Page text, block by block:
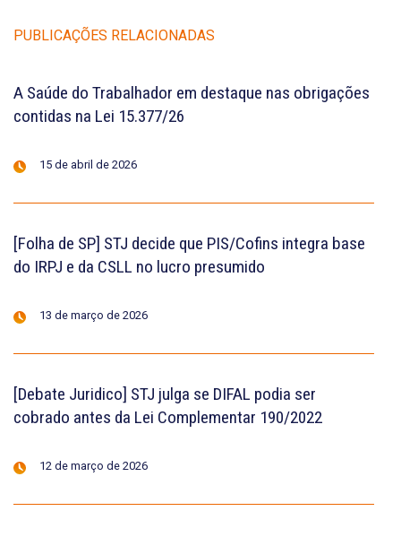
PUBLICAÇÕES RELACIONADAS
A Saúde do Trabalhador em destaque nas obrigações
contidas na Lei 15.377/26
15 de abril de 2026
[Folha de SP] STJ decide que PIS/Cofins integra base
do IRPJ e da CSLL no lucro presumido
13 de março de 2026
[Debate Juridico] STJ julga se DIFAL podia ser
cobrado antes da Lei Complementar 190/2022
12 de março de 2026